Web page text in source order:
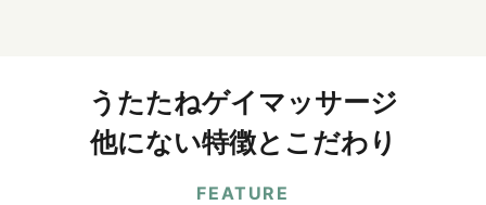
うたたねゲイマッサージ
他にない特徴とこだわり
FEATURE